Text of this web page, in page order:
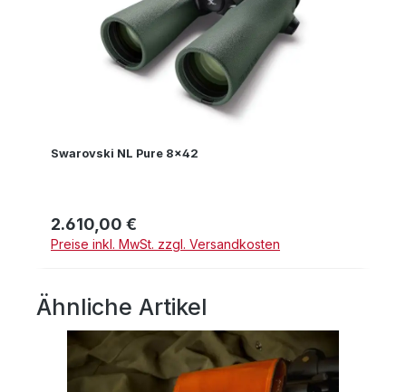
Swarovski NL Pure 8x42
Regulärer Preis:
2.610,00 €
Preise inkl. MwSt. zzgl. Versandkosten
Produktgalerie überspringen
Ähnliche Artikel